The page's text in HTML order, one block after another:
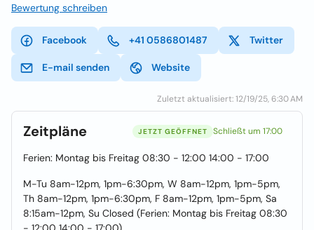
Bewertung schreiben
Facebook +41 0586801487 Twitter
E-mail senden Website
Zuletzt aktualisiert: 12/19/25, 6:30 AM
Zeitpläne JETZT GEÖFFNET Schließt um 17:00
Ferien: Montag bis Freitag 08:30 - 12:00 14:00 - 17:00
M-Tu 8am-12pm, 1pm-6:30pm, W 8am-12pm, 1pm-5pm,
Th 8am-12pm, 1pm-6:30pm, F 8am-12pm, 1pm-5pm, Sa
8:15am-12pm, Su Closed (Ferien: Montag bis Freitag 08:30